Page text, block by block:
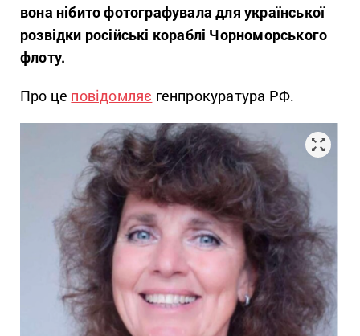
вона нібито фотографувала для української
розвідки російські кораблі Чорноморського
флоту.
Про це повідомляє генпрокуратура РФ.